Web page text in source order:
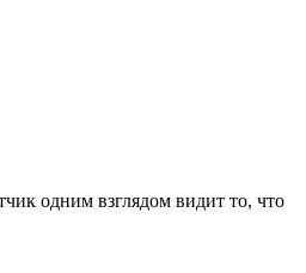
одним взглядом видит то, что